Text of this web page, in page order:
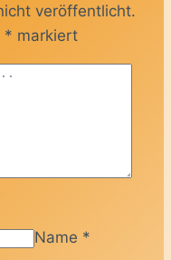
veröffentlicht.
* markiert
Name *